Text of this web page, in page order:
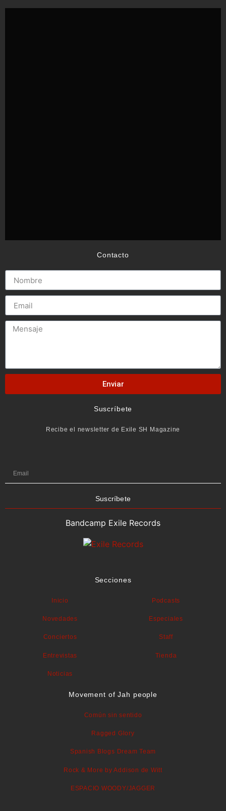
Contacto
Enviar
Suscríbete
Recibe el newsletter de Exile SH Magazine
Suscríbete
Bandcamp Exile Records
Secciones
Inicio
Novedades
Conciertos
Entrevistas
Noticias
Podcasts
Especiales
Staff
Tienda
Movement of Jah people
Común sin sentido
Ragged Glory
Spanish Blogs Dream Team
Rock & More by Addison de Witt
ESPACIO WOODY/JAGGER